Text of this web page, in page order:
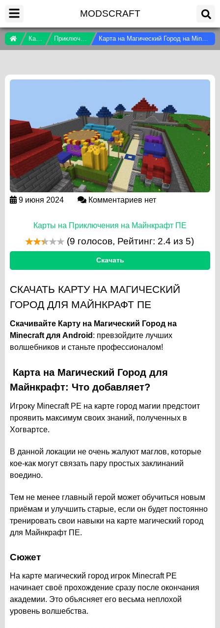
MODSCRAFT
Карты Приключения Карта на Магический Город на Minecraft PE
9 июня 2024 Комментариев нет
Карты на Приключения на Майнкрафт ПЕ
(9 голосов, Рейтинг: 2.4 из 5)
Скачать
СКАЧАТЬ КАРТУ НА МАГИЧЕСКИЙ
ГОРОД ДЛЯ МАЙНКРАФТ ПЕ
Скачивайте Карту на Магический Город на
Minecraft для Android : превзойдите лучших
волшебников и станьте профессионалом!
Карта на Магический Город для
Майнкрафт: Что добавляет?
Игроку Minecraft PE на карте город магии предстоит
проявить максимум своих знаний, полученных в
Хогвартсе.
В данной локации не очень жалуют маглов, которые
кое-как могут связать пару простых заклинаний
воедино.
Тем не менее главный герой может обучиться новым
приёмам и улучшить старые, если он будет постоянно
тренировать свои навыки на карте магический город
для Майнкрафт ПЕ.
Сюжет
На карте магический город игрок Minecraft PE
начинает своё прохождение сразу после окончания
академии. Это объясняет его весьма неплохой
уровень волшебства.